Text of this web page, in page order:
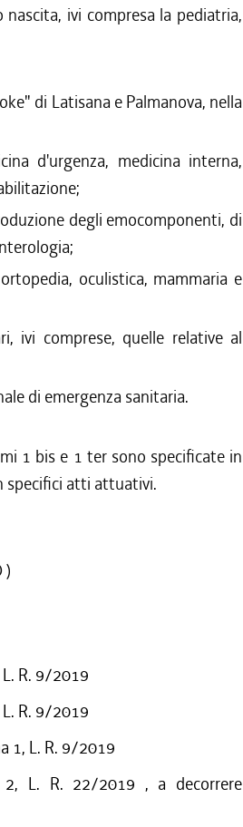
ivi compresa la pediatria,
di Latisana e Palmanova, nella
d'urgenza, medicina interna,
degli emocomponenti, di
oculistica, mammaria e
ivi comprese, quelle relative al
di emergenza sanitaria.
1 bis e 1 ter sono specificate in
specifici atti attuativi.
)
R. 9/2019
R. 9/2019
1, L. R. 9/2019
L. R. 22/2019 , a decorrere